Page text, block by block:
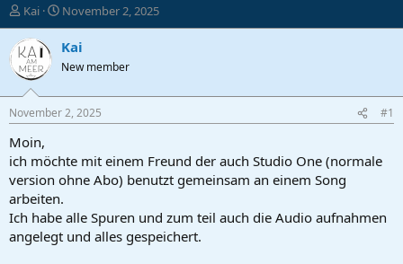
T
h
r
e
a
d
t
a
t
e
r
Kai
S
t
a
t
a
t
November 2, 2025
Kai
New member
November 2, 2025 #1
Moin,
ich möchte mit einem Freund der auch Studio One (normale
version ohne Abo) benutzt gemeinsam an einem Song
arbeiten.
Ich habe alle Spuren und zum teil auch die Audio aufnahmen
angelegt und alles gespeichert.